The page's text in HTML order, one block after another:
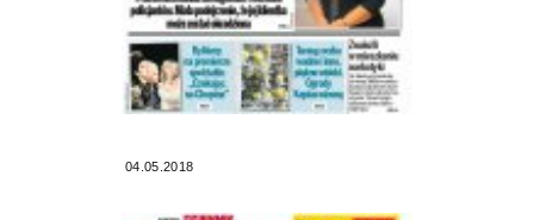
04.05.2018